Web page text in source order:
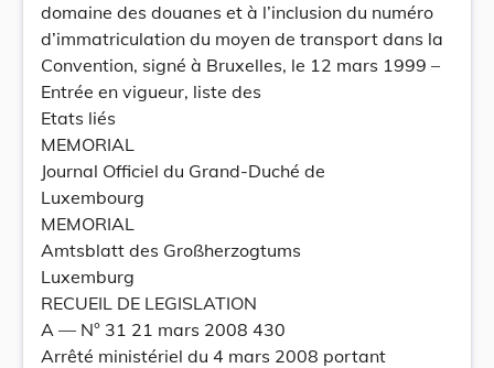
domaine des douanes et à l’inclusion du numéro
d’immatriculation du moyen de transport dans la
Convention, signé à Bruxelles, le 12 mars 1999 –
Entrée en vigueur, liste des
Etats liés
MEMORIAL
Journal Officiel du Grand-Duché de
Luxembourg
MEMORIAL
Amtsblatt des Großherzogtums
Luxemburg
RECUEIL DE LEGISLATION
A –– N° 31 21 mars 2008 430
Arrêté ministériel du 4 mars 2008 portant